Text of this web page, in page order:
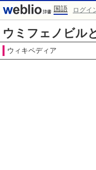
国語 ログイ
ウミフェノビル
ウィキペディア